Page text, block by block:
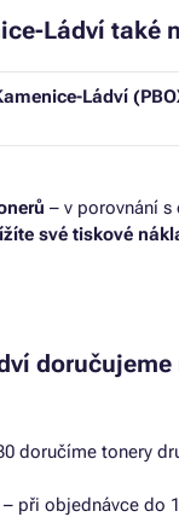
Ládví také
Ládví
– v porovnání
své tiskové
doručíme tonery
– při objednávce do